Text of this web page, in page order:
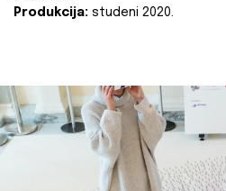
Produkcija: studeni 2020.